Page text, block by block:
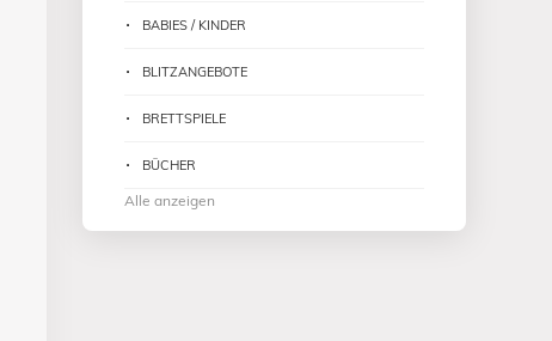
BABIES / KINDER
BLITZANGEBOTE
BRETTSPIELE
BÜCHER
Alle anzeigen